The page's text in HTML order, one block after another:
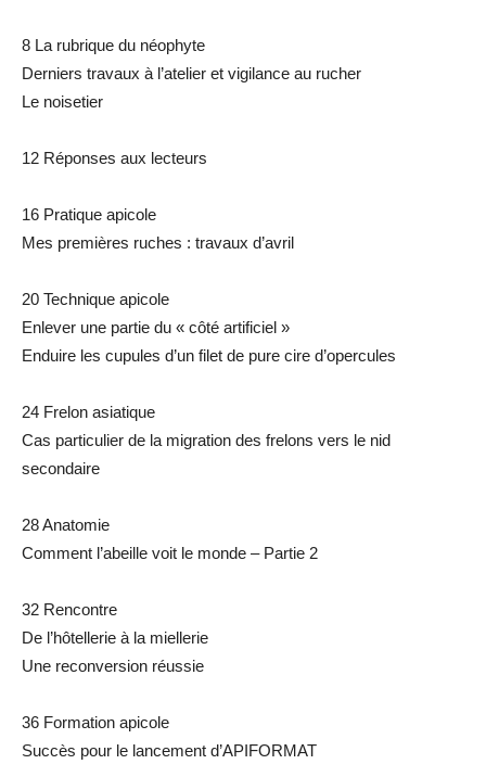
8 La rubrique du néophyte
Derniers travaux à l’atelier et vigilance au rucher
Le noisetier
12 Réponses aux lecteurs
16 Pratique apicole
Mes premières ruches : travaux d’avril
20 Technique apicole
Enlever une partie du « côté artificiel »
Enduire les cupules d’un filet de pure cire d’opercules
24 Frelon asiatique
Cas particulier de la migration des frelons vers le nid
secondaire
28 Anatomie
Comment l’abeille voit le monde – Partie 2
32 Rencontre
De l’hôtellerie à la miellerie
Une reconversion réussie
36 Formation apicole
Succès pour le lancement d’APIFORMAT